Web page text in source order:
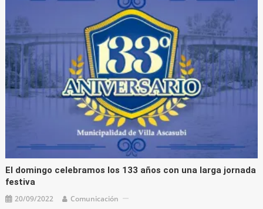
El domingo celebramos los 133 años con una larga jornada
festiva
20/09/2022 Comunicación